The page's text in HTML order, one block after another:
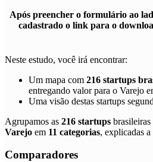
Após preencher o formulário ao
cadastrado o link para o
Neste estudo, você irá encontrar:
Um mapa com 216 startups
entregando valor para o Varejo
Uma visão destas startups
Agrupamos as 216 startups
Varejo em 11 categorias, explicadas a
Comparadores